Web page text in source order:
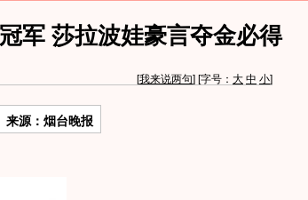
军 莎拉波娃豪言夺金必得
[我来说两句] [字号： 大 中 小]
来源：烟台晚报